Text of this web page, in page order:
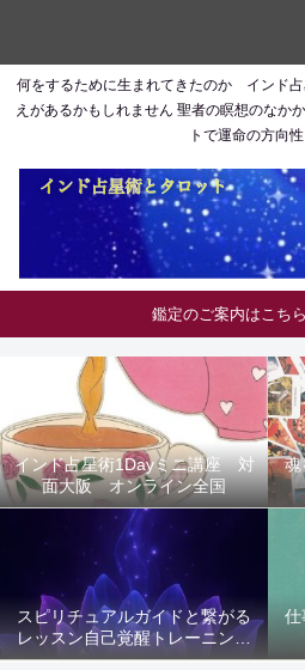
何をするために生まれてきたのか インド
えがあるかもしれません 聖者の瞑想のなか
トで運命の方向
鑑定のご案内はこち
インド占星術1Dayミニ講座 対
面大阪 オンライン全国
魂
スピリチュアルガイドと繋がる
レッスン自己覚醒トレーニング
講座募集